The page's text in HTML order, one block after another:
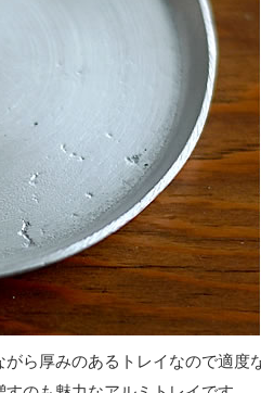
がら厚みのあるトレイなので適